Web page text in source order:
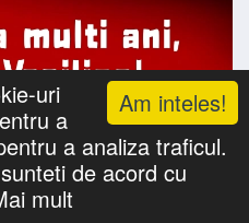
Am inteles!
uri
a
a analiza traficul.
de acord cu
mult